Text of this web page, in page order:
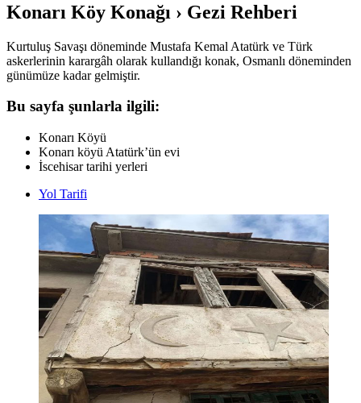
Konarı Köy Konağı › Gezi Rehberi
Kurtuluş Savaşı döneminde Mustafa Kemal Atatürk ve Türk
askerlerinin karargâh olarak kullandığı konak, Osmanlı döneminden
günümüze kadar gelmiştir.
Bu sayfa şunlarla ilgili:
Konarı Köyü
Konarı köyü Atatürk’ün evi
İscehisar tarihi yerleri
Yol Tarifi